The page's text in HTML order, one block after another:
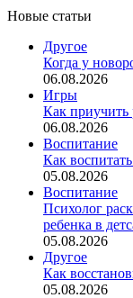
Новые статьи
Другое
Когда у
06.08.2026
Игры
Как приучить
06.08.2026
Воспитание
Как
05.08.2026
Воспитание
Психолог
ребенка в
05.08.2026
Другое
Как
05.08.2026